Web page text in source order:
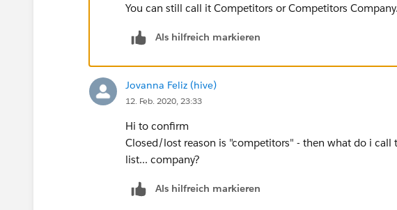
You can still call it Competitors or Competitors Company.
Als hilfreich markieren
Jovanna Feliz (hive)
12. Feb. 2020, 23:33
Hi to confirm
Closed/lost reason is "competitors" - then what do i
list... company?
Als hilfreich markieren